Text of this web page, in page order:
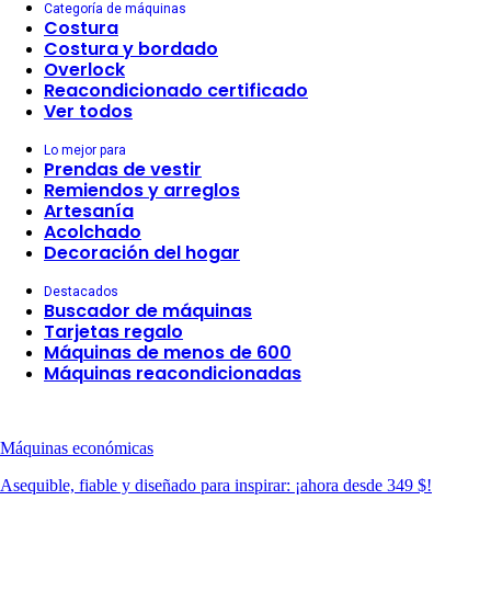
Categoría de máquinas
Costura
Costura y bordado
Overlock
Reacondicionado certificado
Ver todos
Lo mejor para
Prendas de vestir
Remiendos y arreglos
Artesanía
Acolchado
Decoración del hogar
Destacados
Buscador de máquinas
Tarjetas regalo
Máquinas de menos de 600
Máquinas reacondicionadas
Máquinas económicas
Asequible, fiable y diseñado para inspirar: ¡ahora desde 349 $!